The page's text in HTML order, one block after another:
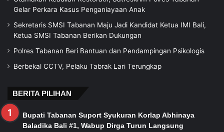
Gelar Perkara Kasus Penganiayaan Anak
Sekretaris SMSI Tabanan Maju Jadi Kandidat Ketua IMI Bali,
Ketua SMSI Tabanan Berikan Dukungan
Polres Tabanan Beri Bantuan dan Pendampingan Psikologis
Berbekal CCTV, Pelaku Tabrak Lari Terungkap
BERITA PILIHAN
Bupati Tabanan Suport Syukuran Korlap Abhinaya
Baladika Bali #1, Wabup Dirga Turun Langsung